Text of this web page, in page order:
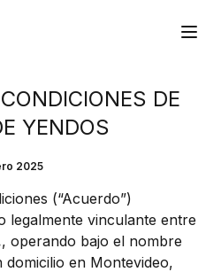
DE
YENDOS
2025
(“Acuerdo”)
legalmente vinculante entre
, operando bajo el nombre
domicilio en Montevideo,